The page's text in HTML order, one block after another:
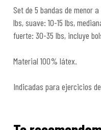
Set de 5 bandas de menor
lbs, suave: 10-15 lbs,
fuerte: 30-35 lbs, incluye
Material 100% látex.
Indicadas para ejercicios